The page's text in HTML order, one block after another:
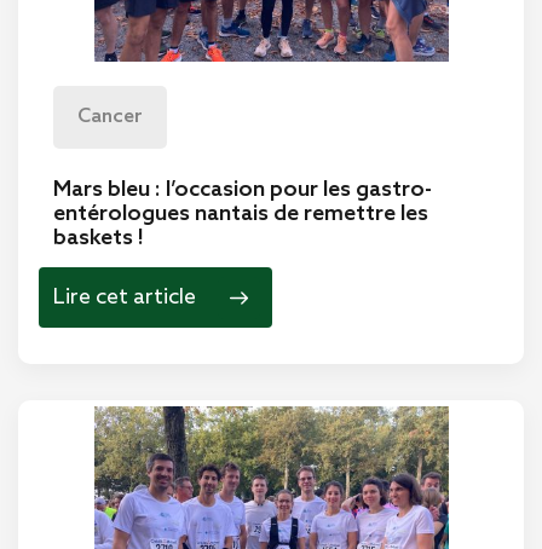
Cancer
Mars bleu : l’occasion pour les gastro-
entérologues nantais de remettre les
baskets !
Lire cet article